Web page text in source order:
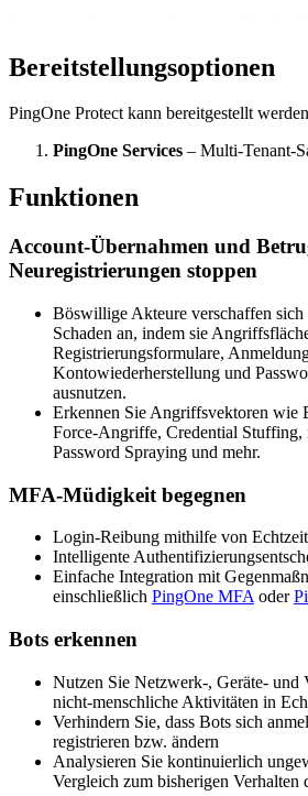
Bereitstellungsoptionen
PingOne Protect kann bereitgestellt
PingOne Services – Multi-Tenant-
Funktionen
Account-Übernahmen und
Neuregistrierungen stoppen
Böswillige Akteure verschaffen
Schaden an, indem sie
Registrierungsformulare,
Kontowiederherstellung und
ausnutzen.
Erkennen Sie Angriffsvektoren wie
Force-Angriffe, Credential Stuffing,
Password Spraying und mehr.
MFA-Müdigkeit begegnen
Login-Reibung mithilfe von
Intelligente
Einfache Integration mit
einschließlich PingOne MFAoder
Bots erkennen
Nutzen Sie Netzwerk-, Geräte- und
nicht-menschliche Aktivitäten in
Verhindern Sie, dass Bots sich
registrieren bzw. ändern
Analysieren Sie kontinuierlich
Vergleich zum bisherigen